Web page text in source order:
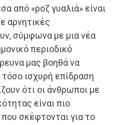
από «ροζ γυαλιά» είναι
αρνητικές
σύμφωνα με μια νέα
περιοδικό
μας βοηθά να
ισχυρή επίδραση
ότι οι άνθρωποι με
είναι πιο
σκέφτονται για το